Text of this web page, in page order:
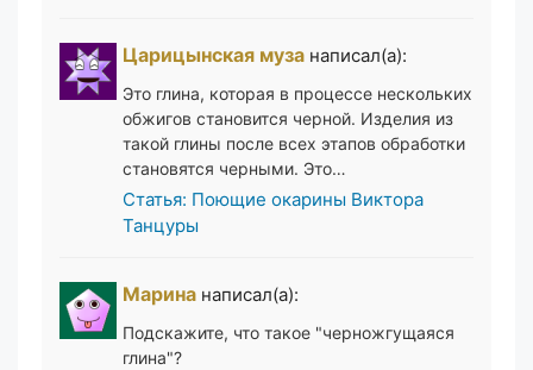
Царицынская муза написал(а):
Это глина, которая в процессе нескольких
обжигов становится черной. Изделия из
такой глины после всех этапов обработки
становятся черными. Это…
Статья: Поющие окарины Виктора
Танцуры
Марина написал(а):
Подскажите, что такое "черножгущаяся
глина"?